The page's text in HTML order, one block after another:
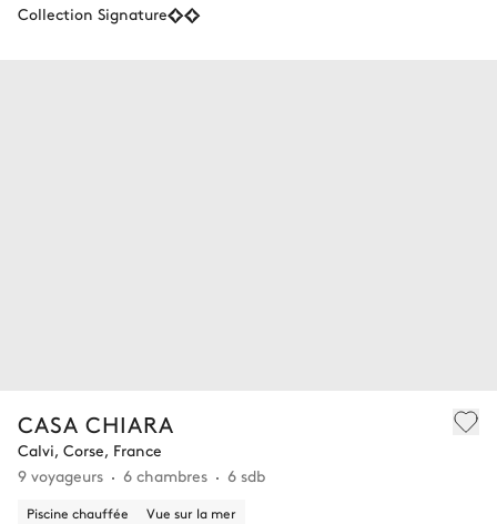
Collection Signature
CASA CHIARA
Calvi, Corse, France
9 voyageurs
6 chambres 6 sdb
Piscine chauffée Vue sur la mer